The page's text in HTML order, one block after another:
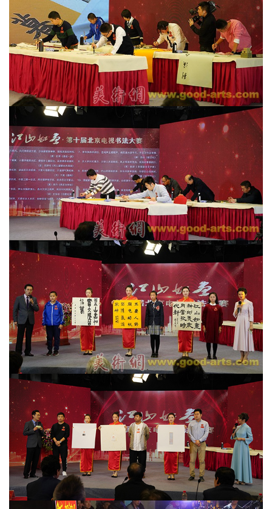
艺
坛
快
讯
书
法
征
稿
学
术
研
究
法
书
欣
砚
边
夜
话
美
术
图
库
容
易
寫